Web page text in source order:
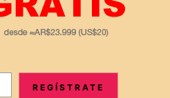
REGÍSTRATE